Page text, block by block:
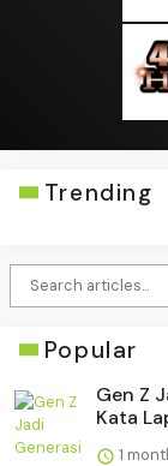
Trending
Popular
Gen Z
Kata
1